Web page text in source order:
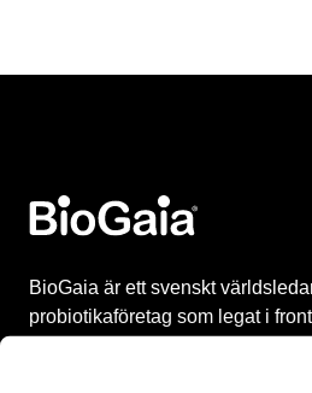
BioGaia är ett svenskt
probiotikaföretag som legat i